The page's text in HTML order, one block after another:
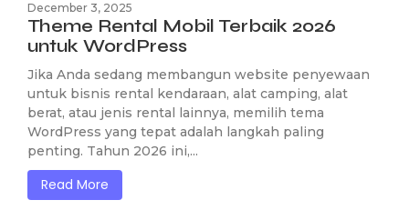
December 3, 2025
Theme Rental Mobil Terbaik 2026
untuk WordPress
Jika Anda sedang membangun website penyewaan
untuk bisnis rental kendaraan, alat camping, alat
berat, atau jenis rental lainnya, memilih tema
WordPress yang tepat adalah langkah paling
penting. Tahun 2026 ini,...
Read More